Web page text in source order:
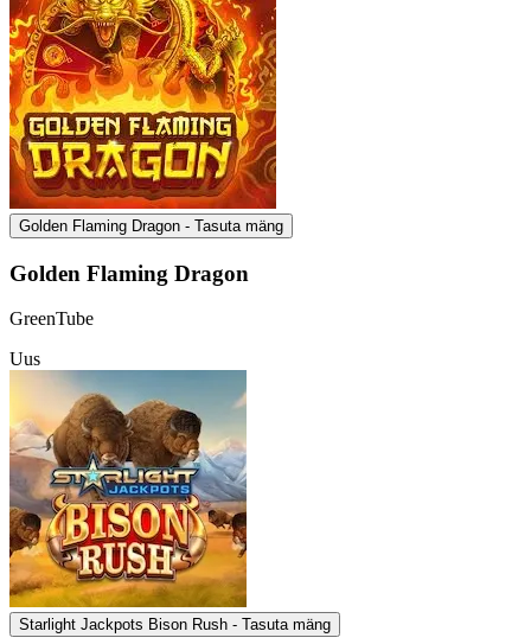
Golden Flaming Dragon - Tasuta mäng
Golden Flaming Dragon
GreenTube
Uus
Starlight Jackpots Bison Rush - Tasuta mäng